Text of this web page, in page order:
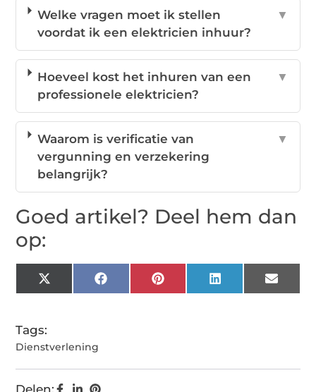
Welke vragen moet ik stellen
voordat ik een elektricien inhuur?
▼
Hoeveel kost het inhuren van een
professionele elektricien?
▼
Waarom is verificatie van
vergunning en verzekering
belangrijk?
▼
Goed artikel? Deel hem dan
op:
X
(Twitter)
FacebookPinterestLinkedIn Email
Tags:
Dienstverlening